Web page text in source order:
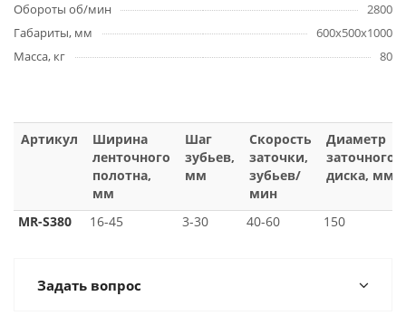
Обороты об/мин
2800
Габариты, мм
600х500х1000
Масса, кг
80
Артикул
Ширина
ленточного
полотна,
мм
Шаг
зубьев,
мм
Скорость
заточки,
зубьев/
мин
Диаметр
заточного
диска, мм
MR-S380 16-45 3-30 40-60 150
Задать вопрос